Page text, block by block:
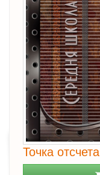
Точка отсчета